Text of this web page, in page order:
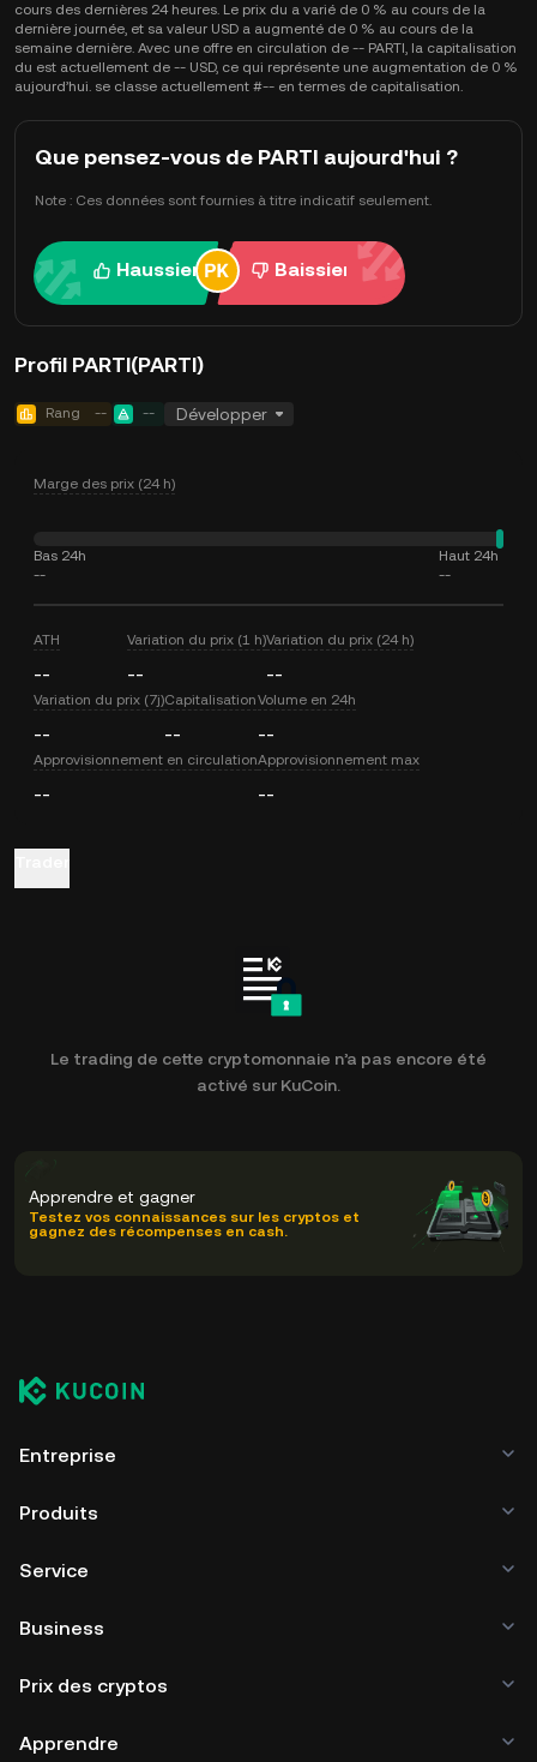
cours des dernières 24 heures. Le prix du a varié de 0 % au cours de la
dernière journée, et sa valeur USD a augmenté de 0 % au cours de la
semaine dernière. Avec une offre en circulation de -- PARTI, la capitalisation
du est actuellement de -- USD, ce qui représente une augmentation de 0 %
aujourd’hui. se classe actuellement #-- en termes de capitalisation.
Que pensez-vous de PARTI aujourd'hui ?
Note : Ces données sont fournies à titre indicatif seulement.
Haussier Baissier
Profil PARTI(PARTI)
Rang -- -- Développer
Marge des prix (24 h)
Bas 24h
--
Haut 24h
--
ATH
--
Variation du prix (1 h)
--
Variation du prix (24 h)
--
Variation du prix (7j)
--
Capitalisation
--
Volume en 24h
--
Approvisionnement en circulation
--
Approvisionnement max
--
Le trading de cette cryptomonnaie n’a pas encore été
activé sur KuCoin.
Apprendre et gagner
Testez vos connaissances sur les cryptos et
gagnez des récompenses en cash.
Entreprise
Produits
Service
Business
Prix des cryptos
Apprendre